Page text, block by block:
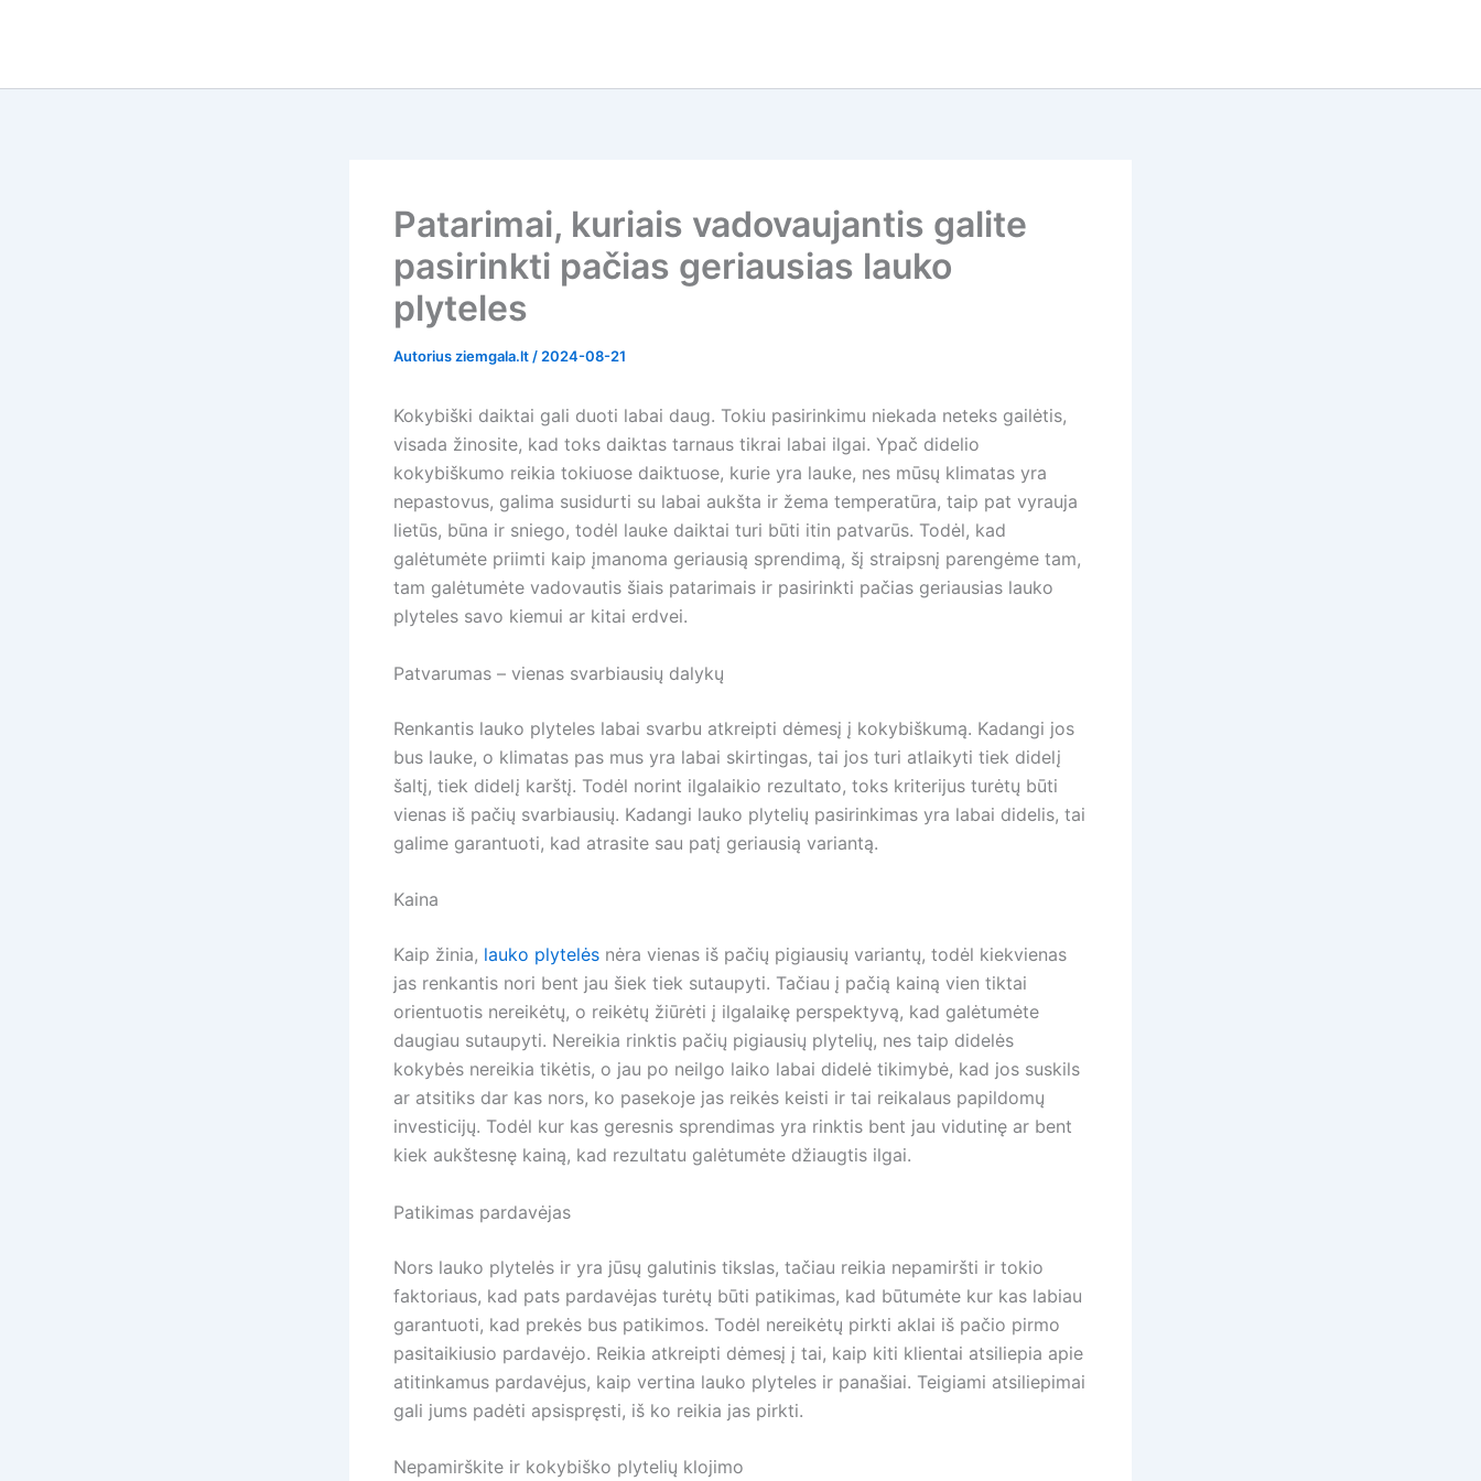
Patarimai, kuriais vadovaujantis galite
pasirinkti pačias geriausias lauko
plyteles
Autoriusziemgala.lt / 2024-08-21
Kokybiški daiktai gali duoti labai daug. Tokiu pasirinkimu niekada neteks gailėtis,
visada žinosite, kad toks daiktas tarnaus tikrai labai ilgai. Ypač didelio
kokybiškumo reikia tokiuose daiktuose, kurie yra lauke, nes mūsų klimatas yra
nepastovus, galima susidurti su labai aukšta ir žema temperatūra, taip pat vyrauja
lietūs, būna ir sniego, todėl lauke daiktai turi būti itin patvarūs. Todėl, kad
galėtumėte priimti kaip įmanoma geriausią sprendimą, šį straipsnį parengėme tam,
tam galėtumėte vadovautis šiais patarimais ir pasirinkti pačias geriausias lauko
plyteles savo kiemui ar kitai erdvei.
Patvarumas – vienas svarbiausių dalykų
Renkantis lauko plyteles labai svarbu atkreipti dėmesį į kokybiškumą. Kadangi jos
bus lauke, o klimatas pas mus yra labai skirtingas, tai jos turi atlaikyti tiek didelį
šaltį, tiek didelį karštį. Todėl norint ilgalaikio rezultato, toks kriterijus turėtų būti
vienas iš pačių svarbiausių. Kadangi lauko plytelių pasirinkimas yra labai didelis, tai
galime garantuoti, kad atrasite sau patį geriausią variantą.
Kaina
Kaip žinia, lauko plytelės nėra vienas iš pačių pigiausių variantų, todėl kiekvienas
jas renkantis nori bent jau šiek tiek sutaupyti. Tačiau į pačią kainą vien tiktai
orientuotis nereikėtų, o reikėtų žiūrėti į ilgalaikę perspektyvą, kad galėtumėte
daugiau sutaupyti. Nereikia rinktis pačių pigiausių plytelių, nes taip didelės
kokybės nereikia tikėtis, o jau po neilgo laiko labai didelė tikimybė, kad jos suskils
ar atsitiks dar kas nors, ko pasekoje jas reikės keisti ir tai reikalaus papildomų
investicijų. Todėl kur kas geresnis sprendimas yra rinktis bent jau vidutinę ar bent
kiek aukštesnę kainą, kad rezultatu galėtumėte džiaugtis ilgai.
Patikimas pardavėjas
Nors lauko plytelės ir yra jūsų galutinis tikslas, tačiau reikia nepamiršti ir tokio
faktoriaus, kad pats pardavėjas turėtų būti patikimas, kad būtumėte kur kas labiau
garantuoti, kad prekės bus patikimos. Todėl nereikėtų pirkti aklai iš pačio pirmo
pasitaikiusio pardavėjo. Reikia atkreipti dėmesį į tai, kaip kiti klientai atsiliepia apie
atitinkamus pardavėjus, kaip vertina lauko plyteles ir panašiai. Teigiami atsiliepimai
gali jums padėti apsispręsti, iš ko reikia jas pirkti.
Nepamirškite ir kokybiško plytelių klojimo